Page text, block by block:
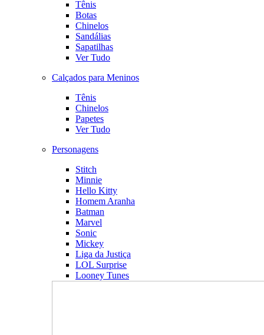
Tênis
Botas
Chinelos
Sandálias
Sapatilhas
Ver Tudo
Calçados para Meninos
Tênis
Chinelos
Papetes
Ver Tudo
Personagens
Stitch
Minnie
Hello Kitty
Homem Aranha
Batman
Marvel
Sonic
Mickey
Liga da Justiça
LOL Surprise
Looney Tunes